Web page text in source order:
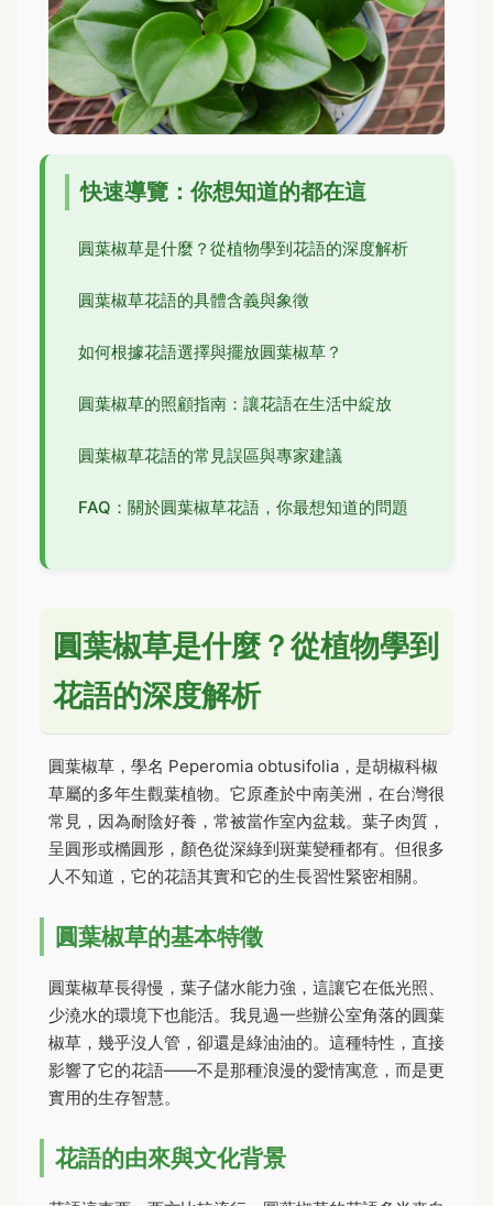
快速導覽：你想知道的都在這
圓葉椒草是什麼？從植物學到花語的深度解析
圓葉椒草花語的具體含義與象徵
如何根據花語選擇與擺放圓葉椒草？
圓葉椒草的照顧指南：讓花語在生活中綻放
圓葉椒草花語的常見誤區與專家建議
FAQ：關於圓葉椒草花語，你最想知道的問題
圓葉椒草是什麼？從植物學到
花語的深度解析
圓葉椒草，學名 Peperomia obtusifolia，是胡椒科椒
草屬的多年生觀葉植物。它原產於中南美洲，在台灣很
常見，因為耐陰好養，常被當作室內盆栽。葉子肉質，
呈圓形或橢圓形，顏色從深綠到斑葉變種都有。但很多
人不知道，它的花語其實和它的生長習性緊密相關。
圓葉椒草的基本特徵
圓葉椒草長得慢，葉子儲水能力強，這讓它在低光照、
少澆水的環境下也能活。我見過一些辦公室角落的圓葉
椒草，幾乎沒人管，卻還是綠油油的。這種特性，直接
影響了它的花語——不是那種浪漫的愛情寓意，而是更
實用的生存智慧。
花語的由來與文化背景